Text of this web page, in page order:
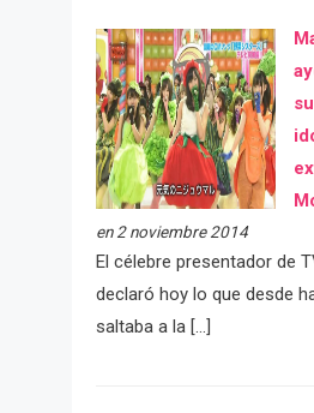
en 2 noviembre 2014
El célebre presentador de
declaró hoy lo que desde
saltaba a la […]